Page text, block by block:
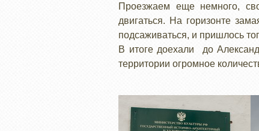
Проезжаем еще немного,
двигаться. На горизонте
подсаживаться, и пришлось
В итоге доехали до
территории огромное